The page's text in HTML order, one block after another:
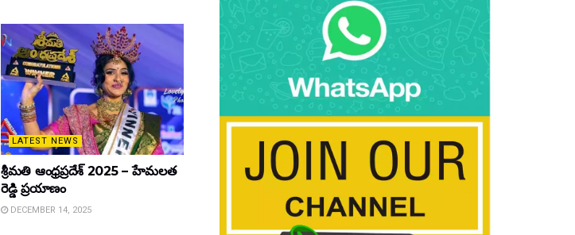
LATEST NEWS
శ్రీమతి ఆంధ్రప్రదేశ్ 2025 – హేమలత
రెడ్డి ప్రయాణం
DECEMBER 14, 2025